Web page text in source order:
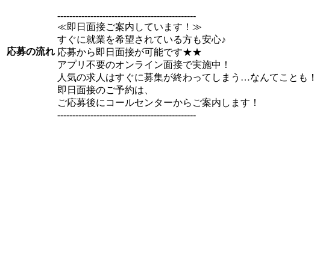
応募の流れ
----------------------------------------------
≪即日面接ご案内しています！≫
すぐに就業を希望されている方も安心♪
応募から即日面接が可能です★★
アプリ不要のオンライン面接で実施中！
人気の求人はすぐに募集が終わってしまう…なんてことも！
即日面接のご予約は、
ご応募後にコールセンターからご案内します！
----------------------------------------------